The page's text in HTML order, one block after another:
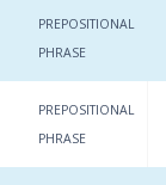
PREPOSITIONAL
PHRASE
PREPOSITIONAL
PHRASE